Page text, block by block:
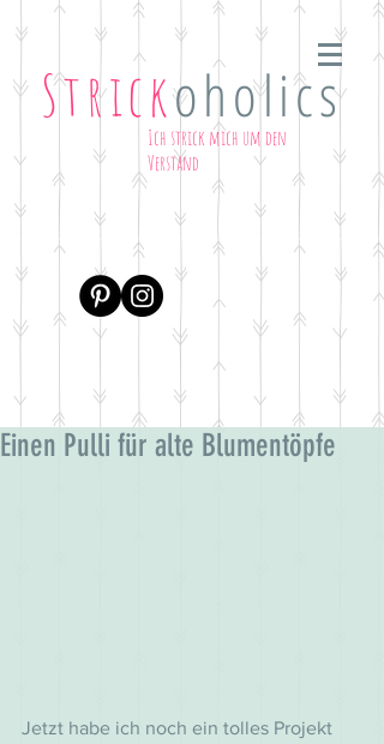
Strickoholics
Ich strick mich um den
Verstand
Einen Pulli für alte Blumentöpfe
Jetzt habe ich noch ein tolles Projekt